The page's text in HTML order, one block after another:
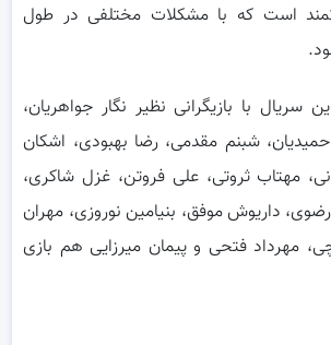
است که با مشکلات مختلفی در طول
با بازیگرانی نظیر نگار جواهریان،
شبنم مقدمی، رضا بهبودی، اشکان
مهتاب ثروتی، علی فروتن، غزل شاکری،
داریوش موفق، بنیامین نوروزی، مهران
مهرداد فتحی و پیمان میرزایی هم بازی